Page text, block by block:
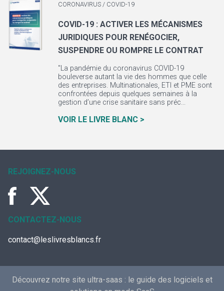
CORONAVIRUS / COVID-19
COVID-19 : ACTIVER LES MÉCANISMES
JURIDIQUES POUR RENÉGOCIER,
SUSPENDRE OU ROMPRE LE CONTRAT
"La pandémie du coronavirus COVID-19
bouleverse autant la vie des hommes que celle
des entreprises. Multinationales, ETI et PME sont
confrontées depuis quelques semaines à la
gestion d’une crise sanitaire sans préc...
VOIR LE LIVRE BLANC >
REJOIGNEZ-NOUS
CONTACTEZ-NOUS
contact@leslivresblancs.fr
Découvrez notre site ultra-saas : le guide des logiciels et